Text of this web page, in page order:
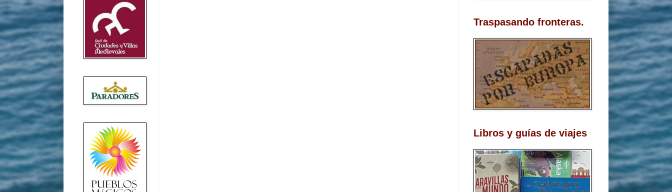
Traspasando fronteras.
Libros y guías de viajes